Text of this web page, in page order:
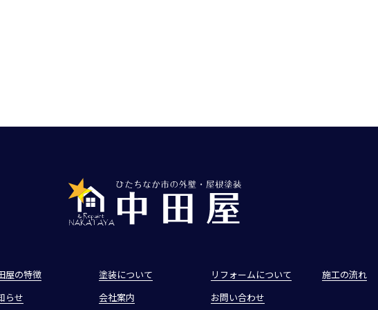
屋の特徴 塗装について リフォームについて
施工の流れ
らせ 会社案内 お問い合わせ